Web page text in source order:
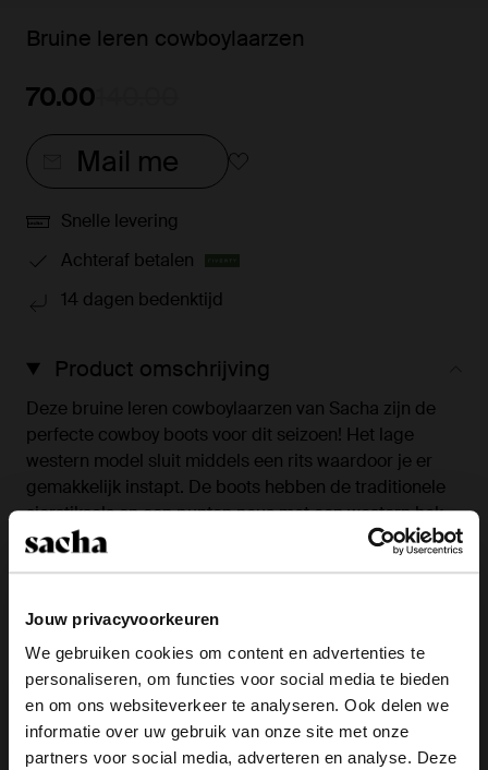
Jouw privacyvoorkeuren
We gebruiken cookies om content en advertenties te
personaliseren, om functies voor social media te bieden
en om ons websiteverkeer te analyseren. Ook delen we
informatie over uw gebruik van onze site met onze
partners voor social media, adverteren en analyse. Deze
Bruine leren cowboylaarzen
70.00
Mail me
Snelle levering
Achteraf betalen
14 dagen bedenktijd
Product omschrijving
Deze bruine leren cowboylaarzen van Sacha zijn de
perfecte cowboy boots voor dit seizoen! Het lage
western model sluit middels een rits waardoor je er
gemakkelijk instapt. De boots hebben de traditionele
sierstiksels en een punten neus met een western hak
van 5 cm hoog. De laarsjes zijn zowel aan de binnen
schachtomtrek van 34 cm. Maak gebruik van de juiste
onderhoudsproducten!
Product details
×
View this website in English?